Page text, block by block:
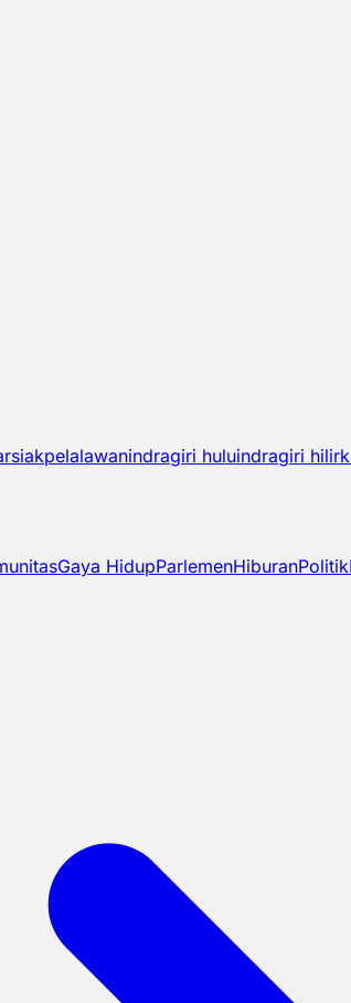
siakpelalawanindragiri huluindragiri hilir
Gaya HidupParlemenHiburanPolitik